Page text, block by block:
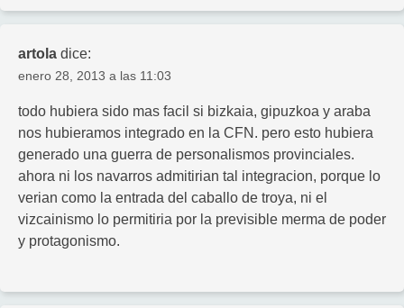
artola dice:
enero 28, 2013 a las 11:03
todo hubiera sido mas facil si bizkaia, gipuzkoa y araba
nos hubieramos integrado en la CFN. pero esto hubiera
generado una guerra de personalismos provinciales.
ahora ni los navarros admitirian tal integracion, porque lo
verian como la entrada del caballo de troya, ni el
vizcainismo lo permitiria por la previsible merma de poder
y protagonismo.